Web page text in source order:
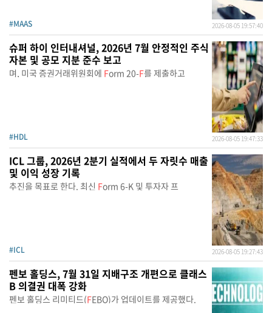
#MAAS 2026-08-05 19:57:40
슈퍼 하이 인터내셔널, 2026년 7월 안정적인 주식
자본 및 공모 지분 준수 보고
며, 미국 증권거래위원회에 Form 20-F를 제출하고
#HDL 2026-08-05 19:47:33
ICL 그룹, 2026년 2분기 실적에서 두 자릿수 매출
및 이익 성장 기록
추진을 목표로 한다. 최신 Form 6-K 및 투자자 프
#ICL 2026-08-05 19:27:43
펜보 홀딩스, 7월 31일 지배구조 개편으로 클래스
B 의결권 대폭 강화
펜보 홀딩스 리미티드(FEBO)가 업데이트를 제공했다.